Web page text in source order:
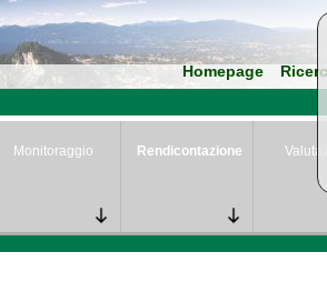
Homepage
Monitoraggio Rendicontazione